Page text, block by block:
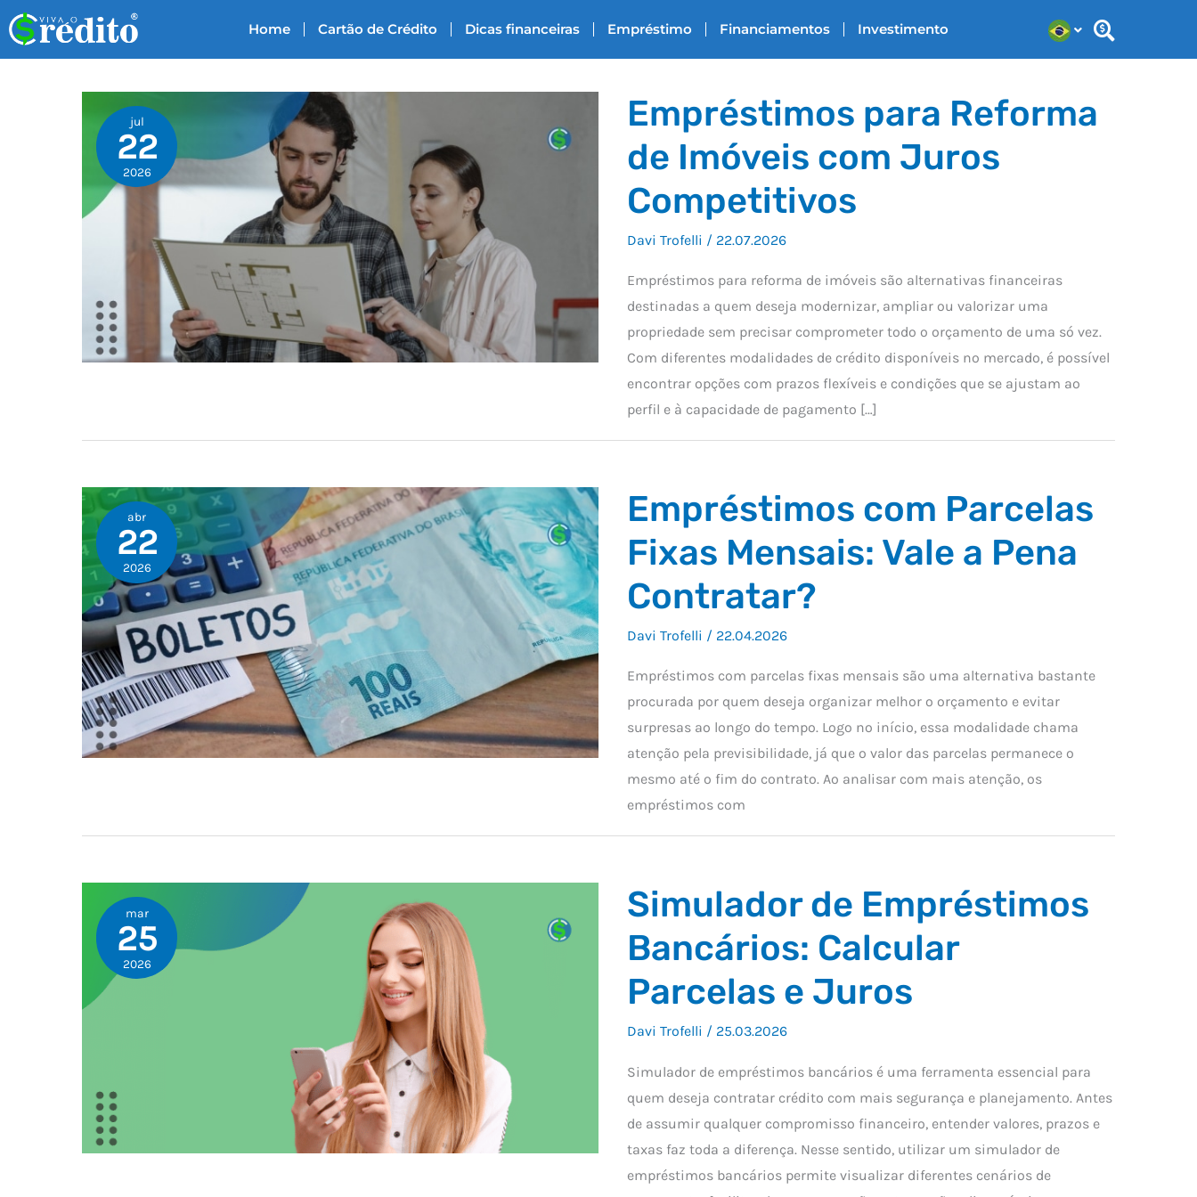
para
o
Home Cartão de Crédito Dicas financeiras Empréstimo Financiamentos Investimento
jul
22
2026
Empréstimos para Reforma
de Imóveis com Juros
Competitivos
Davi Trofelli / 22.07.2026
Empréstimos para reforma de imóveis são alternativas financeiras
destinadas a quem deseja modernizar, ampliar ou valorizar uma
propriedade sem precisar comprometer todo o orçamento de uma só vez.
Com diferentes modalidades de crédito disponíveis no mercado, é possível
encontrar opções com prazos flexíveis e condições que se ajustam ao
perfil e à capacidade de pagamento […]
abr
22
2026
Empréstimos com Parcelas
Fixas Mensais: Vale a Pena
Contratar?
Davi Trofelli / 22.04.2026
Empréstimos com parcelas fixas mensais são uma alternativa bastante
procurada por quem deseja organizar melhor o orçamento e evitar
surpresas ao longo do tempo. Logo no início, essa modalidade chama
atenção pela previsibilidade, já que o valor das parcelas permanece o
mesmo até o fim do contrato. Ao analisar com mais atenção, os
empréstimos com
mar
25
2026
Simulador de Empréstimos
Bancários: Calcular
Parcelas e Juros
Davi Trofelli / 25.03.2026
Simulador de empréstimos bancários é uma ferramenta essencial para
quem deseja contratar crédito com mais segurança e planejamento. Antes
de assumir qualquer compromisso financeiro, entender valores, prazos e
taxas faz toda a diferença. Nesse sentido, utilizar um simulador de
empréstimos bancários permite visualizar diferentes cenários de